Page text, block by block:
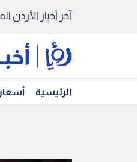
آخر أخبار الأردن
الرئيسية